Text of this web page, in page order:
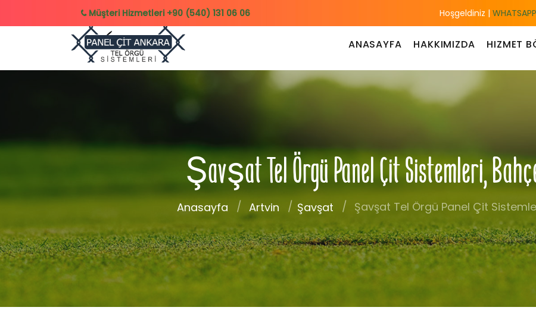
Müşteri Hizmetleri +90 (540) 131 06 06 Hoşgeldiniz |
ANASAYFA HAKKIMIZDA HIZMET
Şavşat Tel Örgü Panel Çit Sistemleri,
Anasayfa Artvin Şavşat Şavşat Tel Örgü Panel Çit